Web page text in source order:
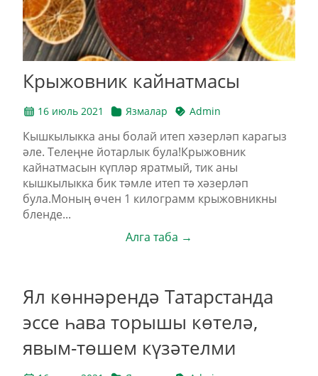
Крыжовник кайнатмасы
16 июль 2021 Язмалар Admin
Кышкылыкка аны болай итеп хәзерләп карагыз
әле. Телеңне йотарлык була!Крыжовник
кайнатмасын күпләр яратмый, тик аны
кышкылыкка бик тәмле итеп тә хәзерләп
була.Моның өчен 1 килограмм крыжовникны
бленде...
Алга таба →
Ял көннәрендә Татарстанда
эссе һава торышы көтелә,
явым-төшем күзәтелми